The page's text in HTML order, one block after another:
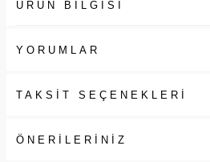
ÜRÜN BİLGİSİ
YORUMLAR
TAKSİT SEÇENEKLERİ
ÖNERİLERİNİZ